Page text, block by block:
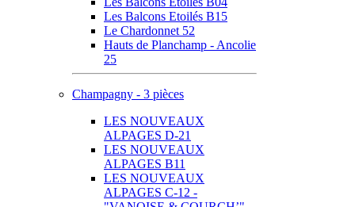
Les Balcons Etoilés B15
Le Chardonnet 52
Hauts de Planchamp - Ancolie
25
Champagny - 3 pièces
LES NOUVEAUX
ALPAGES D-21
LES NOUVEAUX
ALPAGES B11
LES NOUVEAUX
ALPAGES C-12 -